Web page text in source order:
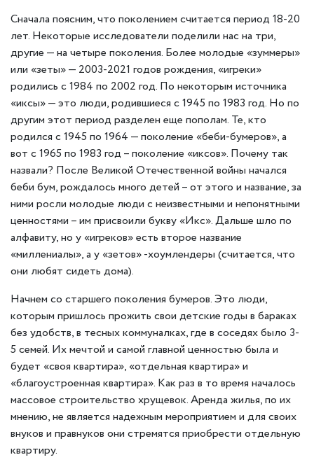
Сначала поясним, что поколением считается период 18-20
лет. Некоторые исследователи поделили нас на три,
другие — на четыре поколения. Более молодые «зуммеры»
или «зеты» — 2003-2021 годов рождения, «игреки»
родились с 1984 по 2002 год. По некоторым источника
«иксы» — это люди, родившиеся с 1945 по 1983 год. Но по
другим этот период разделен еще пополам. Те, кто
родился с 1945 по 1964 — поколение «беби-бумеров», а
вот с 1965 по 1983 год – поколение «иксов». Почему так
назвали? После Великой Отечественной войны начался
беби бум, рождалось много детей – от этого и название, за
ними росли молодые люди с неизвестными и непонятными
ценностями – им присвоили букву «Икс». Дальше шло по
алфавиту, но у «игреков» есть второе название
«миллениалы», а у «зетов» -хоумлендеры (считается, что
они любят сидеть дома).
Начнем со старшего поколения бумеров. Это люди,
которым пришлось прожить свои детские годы в бараках
без удобств, в тесных коммуналках, где в соседях было 3-
5 семей. Их мечтой и самой главной ценностью была и
будет «своя квартира», «отдельная квартира» и
«благоустроенная квартира». Как раз в то время началось
массовое строительство хрущевок. Аренда жилья, по их
мнению, не является надежным мероприятием и для своих
внуков и правнуков они стремятся приобрести отдельную
квартиру.